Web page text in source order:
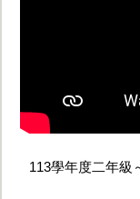
113學年度二年級